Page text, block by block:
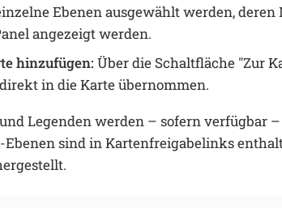
Ebenen ausgewählt werden,
angezeigt werden.
hinzufügen: Über die Schaltfläche "Zur
in die Karte übernommen.
Legenden werden – sofern verfügbar
Ebenen sind in Kartenfreigabelinks